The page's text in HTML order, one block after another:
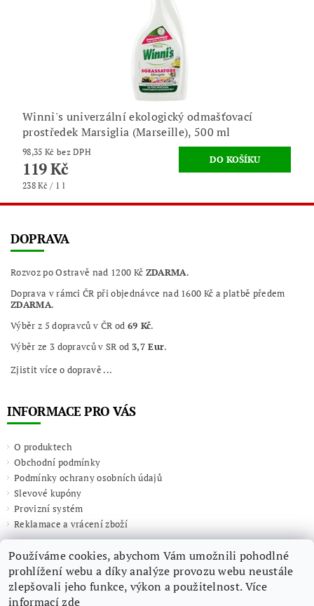
Winni's univerzální ekologický odmašťovací
prostředek Marsiglia (Marseille), 500 ml
98,35 Kč bez DPH
119 Kč
238 Kč / 1 l
DOPRAVA
Rozvoz po Ostravě nad 1200 Kč ZDARMA.
Doprava v rámci ČR při objednávce nad 1600 Kč a platbě předem
ZDARMA.
Výběr z 5 dopravců v ČR od 69 Kč.
Výběr ze 3 dopravců v SR od 3,7 Eur.
Zjistit více o dopravě ...
INFORMACE PRO VÁS
O produktech
Obchodní podmínky
Podmínky ochrany osobních údajů
Slevové kupóny
Provizní systém
Reklamace a vrácení zboží
Používáme cookies, abychom Vám umožnili pohodlné
prohlížení webu a díky analýze provozu webu neustále
zlepšovali jeho funkce, výkon a použitelnost. Více
informacízde